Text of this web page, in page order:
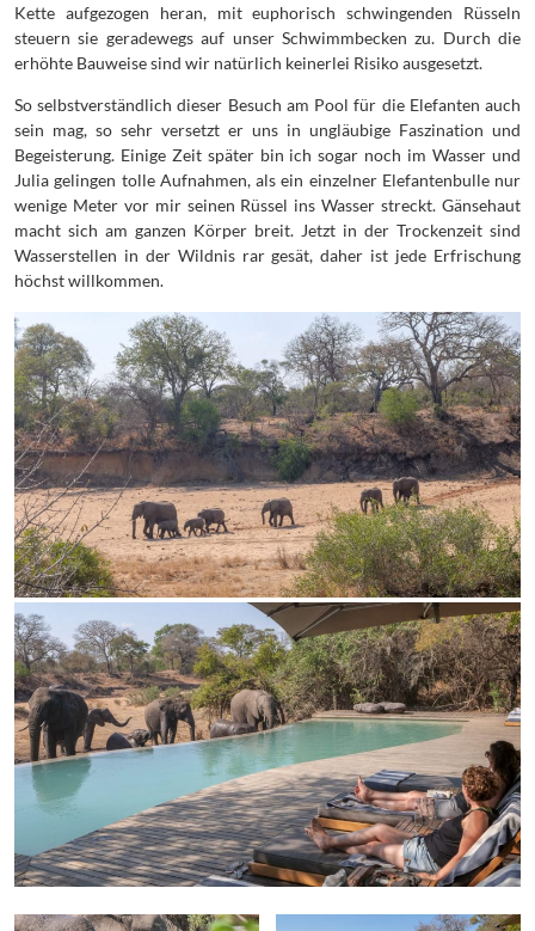
Kette aufgezogen heran, mit euphorisch schwingenden Rüsseln
steuern sie geradewegs auf unser Schwimmbecken zu. Durch die
erhöhte Bauweise sind wir natürlich keinerlei Risiko ausgesetzt.
So selbstverständlich dieser Besuch am Pool für die Elefanten auch
sein mag, so sehr versetzt er uns in ungläubige Faszination und
Begeisterung. Einige Zeit später bin ich sogar noch im Wasser und
Julia gelingen tolle Aufnahmen, als ein einzelner Elefantenbulle nur
wenige Meter vor mir seinen Rüssel ins Wasser streckt. Gänsehaut
macht sich am ganzen Körper breit. Jetzt in der Trockenzeit sind
Wasserstellen in der Wildnis rar gesät, daher ist jede Erfrischung
höchst willkommen.